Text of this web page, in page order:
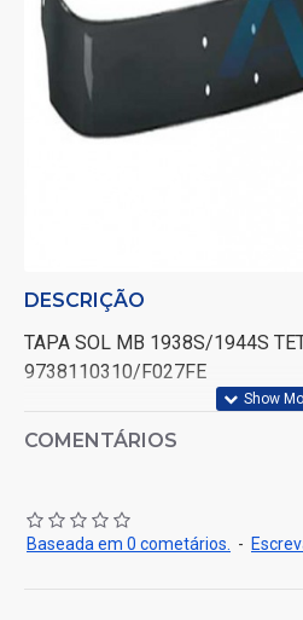
DESCRIÇÃO
TAPA SOL MB 1938S/1944S
9738110310/F027FE
COMENTÁRIOS
Baseada em 0 cometários. -